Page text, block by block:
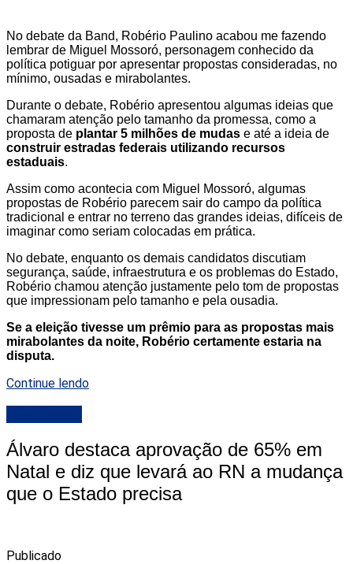
No debate da Band, Robério Paulino acabou me fazendo
lembrar de Miguel Mossoró, personagem conhecido da
política potiguar por apresentar propostas consideradas, no
mínimo, ousadas e mirabolantes.
Durante o debate, Robério apresentou algumas ideias que
chamaram atenção pelo tamanho da promessa, como a
proposta de plantar 5 milhões de mudas e até a ideia de
construir estradas federais utilizando recursos
estaduais.
Assim como acontecia com Miguel Mossoró, algumas
propostas de Robério parecem sair do campo da política
tradicional e entrar no terreno das grandes ideias, difíceis de
imaginar como seriam colocadas em prática.
No debate, enquanto os demais candidatos discutiam
segurança, saúde, infraestrutura e os problemas do Estado,
Robério chamou atenção justamente pelo tom de propostas
que impressionam pelo tamanho e pela ousadia.
Se a eleição tivesse um prêmio para as propostas mais
mirabolantes da noite, Robério certamente estaria na
disputa.
Continue lendo
Álvaro destaca aprovação de 65% em
Natal e diz que levará ao RN a mudança
que o Estado precisa
Publicado